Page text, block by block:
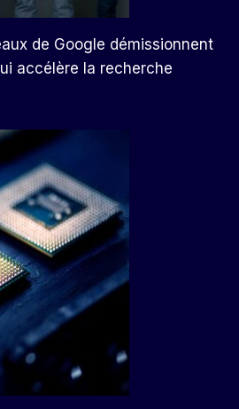
de Google démissionnent
accélère la recherche